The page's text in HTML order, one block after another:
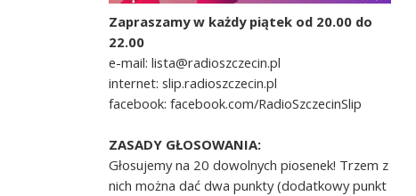
Zapraszamy w każdy piątek od 20.00 do
22.00
e-mail: lista@radioszczecin.pl
internet: slip.radioszczecin.pl
facebook: facebook.com/RadioSzczecinSlip
ZASADY GŁOSOWANIA:
Głosujemy na 20 dowolnych piosenek! Trzem z
nich można dać dwa punkty (dodatkowy punkt